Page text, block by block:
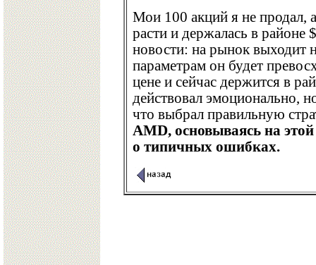
Мои 100 акций я не продал,
расти и держалась в районе
новости: на рынок выходит
параметрам он будет
цене и сейчас держится в
действовал эмоционально,
что выбрал правильную
AMD, основываясь на
о типичных ошибках.